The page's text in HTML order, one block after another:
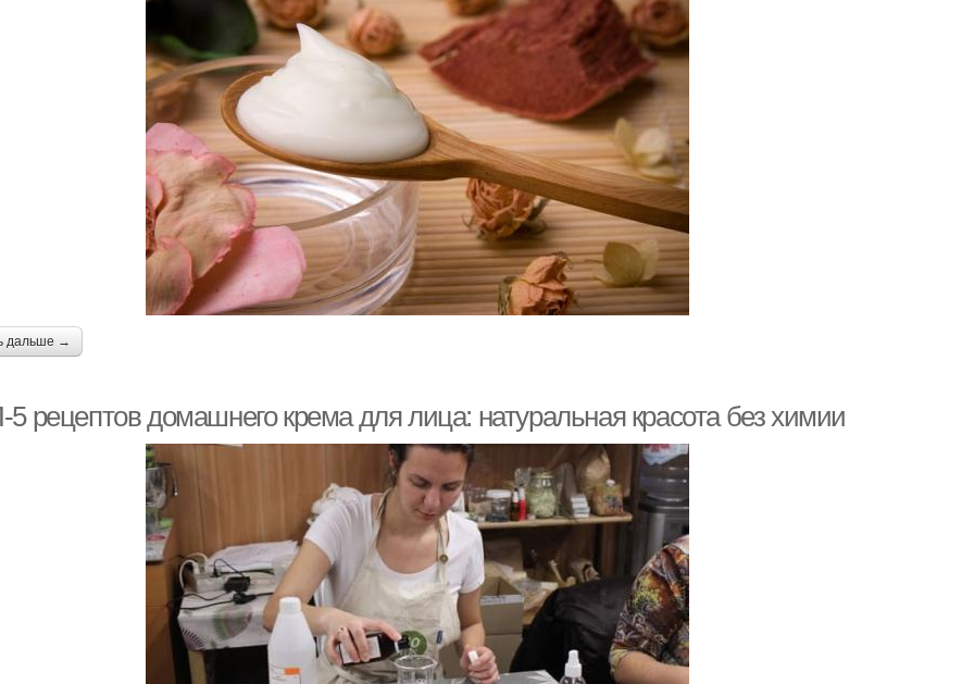
дальше →
рецептов домашнего крема для лица: натуральная красота без химии